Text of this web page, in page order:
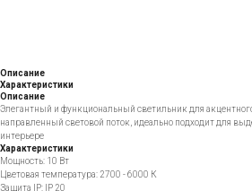
Описание
Характеристики
Описание
Элегантный и функциональный светильник для
направленный световой поток, идеально подходит для
интерьере
Характеристики
Мощность: 10 Вт
Цветовая температура: 2700 - 6000 К
Защита IP: IP 20